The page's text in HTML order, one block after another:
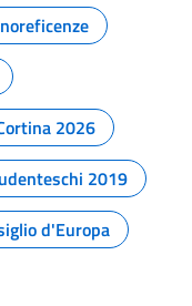
2026
2019
d'Europa